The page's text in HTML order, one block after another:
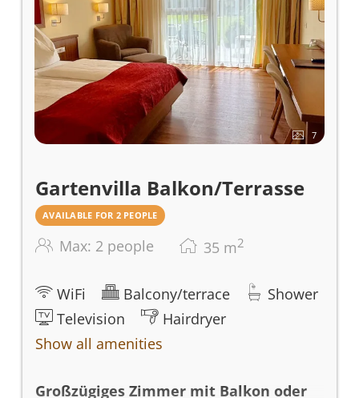
Nichtraucherzimmer bietet Ihnen auf 23
m² den perfekten Rückzugsort.
7
Gartenvilla Balkon/Terrasse
AVAILABLE FOR 2 PEOPLE
Max: 2 people 35 m2
WiFi Balcony/terrace
Shower
Television
Hairdryer
Show all amenities
Großzügiges Zimmer mit Balkon oder